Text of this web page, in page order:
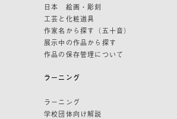
日本 絵画・彫刻
工芸と化粧道具
作家名から探す（五十音）
展示中の作品から探す
作品の保存管理について
ラーニング
ラーニング
学校団体向け解説